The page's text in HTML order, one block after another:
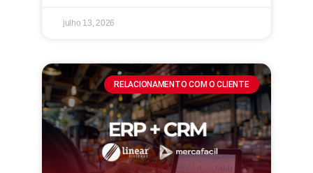
julho 13, 2026
RELACIONAMENTO COM O CLIENTE